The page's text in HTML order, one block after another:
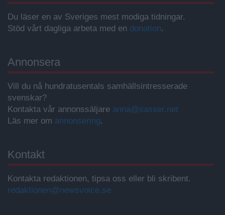
Du läser en av Sveriges mest modiga tidningar.
Stöd vårt dagliga arbeta med en donation.
Annonsera
Vill du nå hundratusentals samhällsintresserade
svenskar?
Kontakta vår annonssäljare anna@sasser.net
Läs mer om annonsering.
Kontakt
Kontakta redaktionen, tipsa oss eller bli skribent.
redaktionen@newsvoice.se